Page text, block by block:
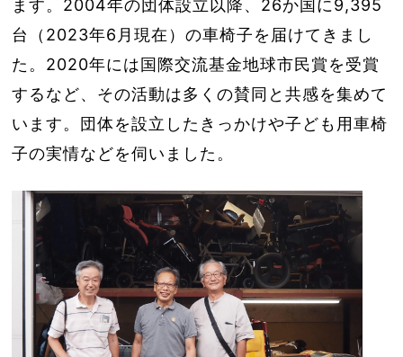
ます。2004年の団体設立以降、26か国に9,395
台（2023年6月現在）の車椅子を届けてきまし
た。2020年には国際交流基金地球市民賞を受賞
するなど、その活動は多くの賛同と共感を集めて
います。団体を設立したきっかけや子ども用車椅
子の実情などを伺いました。